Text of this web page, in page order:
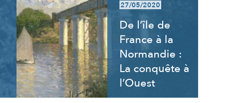
27/05/2020
De l’île de
France à la
Normandie :
La conquête à
l’Ouest